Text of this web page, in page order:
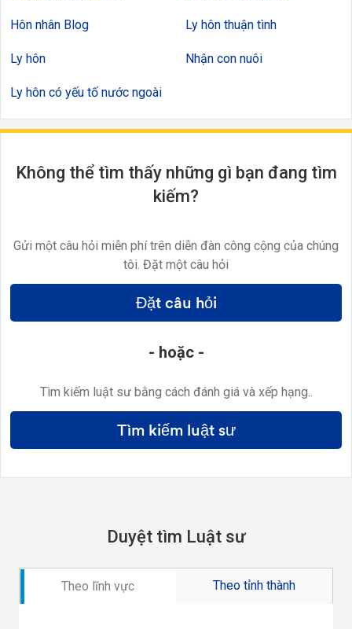
Hôn nhân Blog
Ly hôn
Ly hôn có yếu tố nước ngoài
Ly hôn thuận tình
Nhận con nuôi
Không thể tìm thấy những gì bạn đang tìm
kiếm?
Gửi một câu hỏi miễn phí trên diễn đàn công cộng của chúng
tôi. Đặt một câu hỏi
Đặt câu hỏi
- hoặc -
Tìm kiếm luật sư bằng cách đánh giá và xếp hạng..
Tìm kiếm luật sư
Duyệt tìm Luật sư
Theo lĩnh vực Theo tỉnh thành